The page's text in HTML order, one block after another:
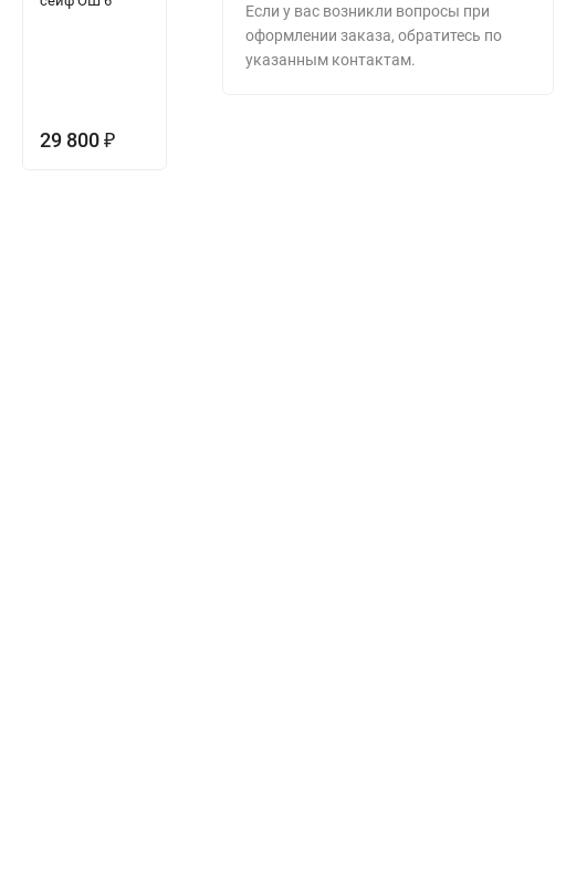
29 800₽
деревом
Armwood 11
в стену VEGA
33.E
Если у вас возникли вопросы при
оформлении заказа, обратитесь по
указанным контактам.